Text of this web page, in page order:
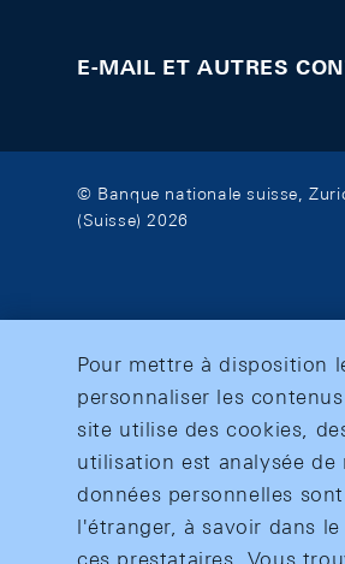
E-MAIL ET AUTRES
© Banque nationale suisse,
(Suisse) 2026
Pour mettre à disposition
personnaliser les
site utilise des cookies,
utilisation est analysée
données personnelles
l'étranger, à savoir dans